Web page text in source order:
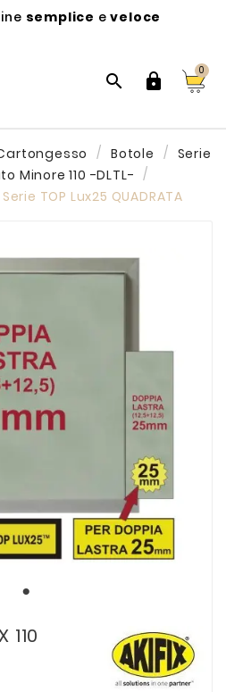
semplice eveloce
 
0
Botole
Serie
Minore 110 -DLTL-
Serie TOP Lux25 QUADRATA
110